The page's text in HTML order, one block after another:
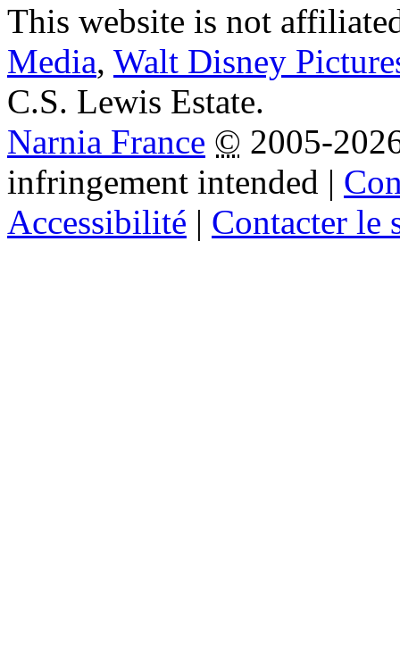
This website is not
Media, Walt Disney
C.S. Lewis Estate.
Narnia France © 2005-
infringement intended |
Accessibilité | Contacter le